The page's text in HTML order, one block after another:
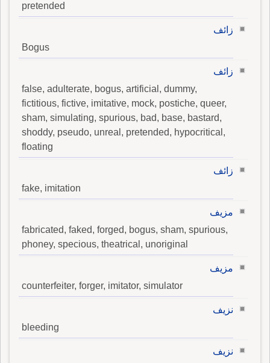
pretended
زائف
Bogus
زائف
false, adulterate, bogus, artificial, dummy,
fictitious, fictive, imitative, mock, postiche, queer,
sham, simulating, spurious, bad, base, bastard,
shoddy, pseudo, unreal, pretended, hypocritical,
floating
زائف
fake, imitation
مزيف
fabricated, faked, forged, bogus, sham, spurious,
phoney, specious, theatrical, unoriginal
مزيف
counterfeiter, forger, imitator, simulator
نزيف
bleeding
نزيف